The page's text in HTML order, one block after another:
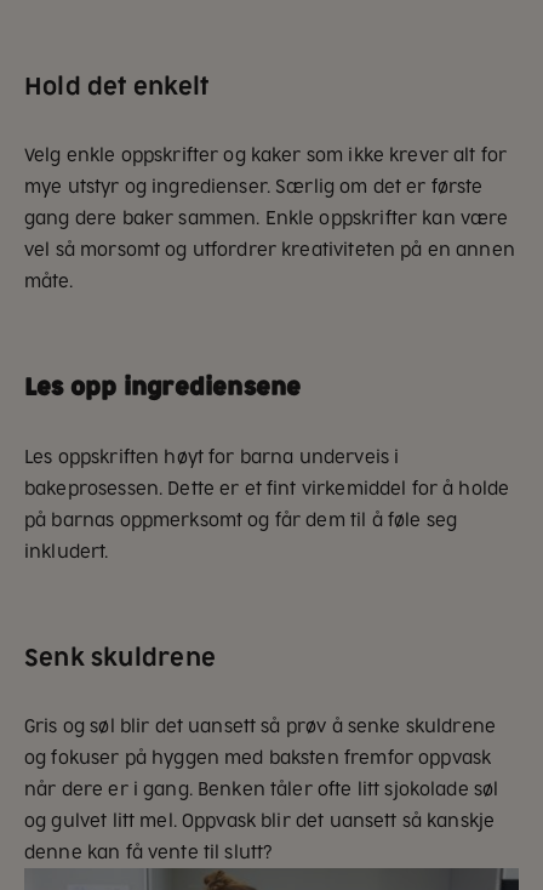
Hold det enkelt
Velg enkle oppskrifter og kaker som ikke krever alt for
mye utstyr og ingredienser. Særlig om det er første
gang dere baker sammen. Enkle oppskrifter kan være
vel så morsomt og utfordrer kreativiteten på en annen
måte.
Les opp ingrediensene
Les oppskriften høyt for barna underveis i
bakeprosessen. Dette er et fint virkemiddel for å holde
på barnas oppmerksomt og får dem til å føle seg
inkludert.
Senk skuldrene
Gris og søl blir det uansett så prøv å senke skuldrene
og fokuser på hyggen med baksten fremfor oppvask
når dere er i gang. Benken tåler ofte litt sjokolade søl
og gulvet litt mel. Oppvask blir det uansett så kanskje
denne kan få vente til slutt?